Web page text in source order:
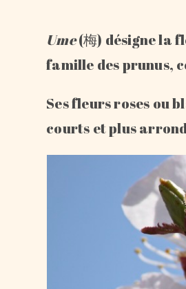
Ume(梅) désigne la
famille des prunus,
Ses fleurs roses ou
courts et plus